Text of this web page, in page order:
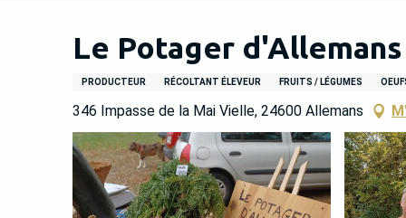
Le Potager d'Allemans
PRODUCTEUR RÉCOLTANT ÉLEVEUR FRUITS / LÉGUMES
346 Impasse de la Mai Vielle, 24600 Allemans